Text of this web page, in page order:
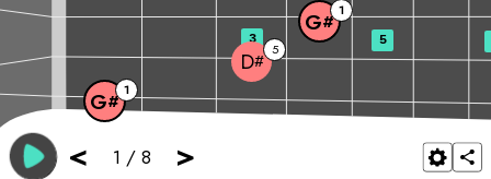
< 1 / 8 >
G# 1
D# 5
G# 1
3 5